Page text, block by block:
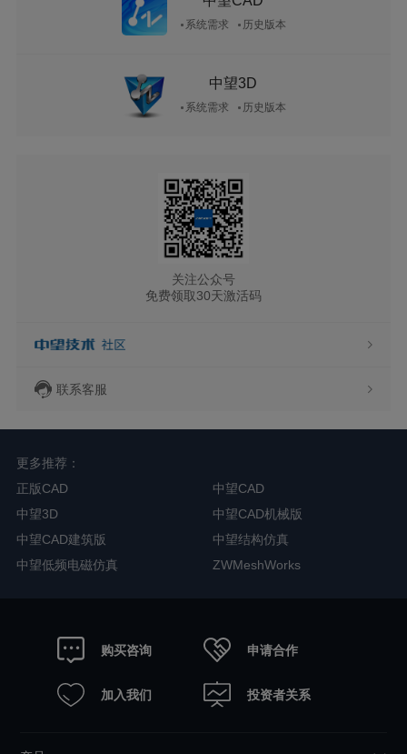
系统需求 历史版本
中望3D
系统需求 历史版本
关注公众号
免费领取30天激活码
联系客服
更多推荐：
正版CAD
中望CAD
中望3D
中望CAD机械版
中望CAD建筑版
中望结构仿真
中望低频电磁仿真
ZWMeshWorks
购买咨询 申请合作
加入我们 投资者关系